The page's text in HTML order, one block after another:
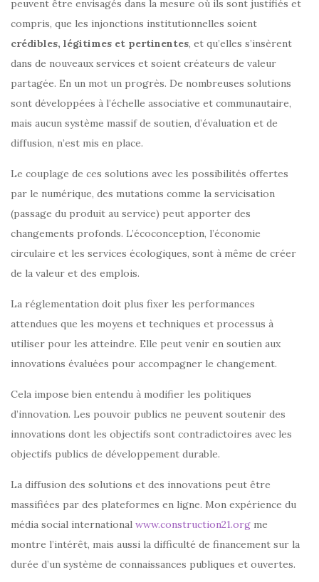
peuvent être envisagés dans la mesure où ils sont justifiés et
compris, que les injonctions institutionnelles soient
crédibles, légitimes et pertinentes, et qu’elles s’insèrent
dans de nouveaux services et soient créateurs de valeur
partagée. En un mot un progrès. De nombreuses solutions
sont développées à l’échelle associative et communautaire,
mais aucun système massif de soutien, d’évaluation et de
diffusion, n’est mis en place.
Le couplage de ces solutions avec les possibilités offertes
par le numérique, des mutations comme la servicisation
(passage du produit au service) peut apporter des
changements profonds. L’écoconception, l’économie
circulaire et les services écologiques, sont à même de créer
de la valeur et des emplois.
La réglementation doit plus fixer les performances
attendues que les moyens et techniques et processus à
utiliser pour les atteindre. Elle peut venir en soutien aux
innovations évaluées pour accompagner le changement.
Cela impose bien entendu à modifier les politiques
d’innovation. Les pouvoir publics ne peuvent soutenir des
innovations dont les objectifs sont contradictoires avec les
objectifs publics de développement durable.
La diffusion des solutions et des innovations peut être
massifiées par des plateformes en ligne. Mon expérience du
média social international www.construction21.org me
montre l’intérêt, mais aussi la difficulté de financement sur la
durée d’un système de connaissances publiques et ouvertes.